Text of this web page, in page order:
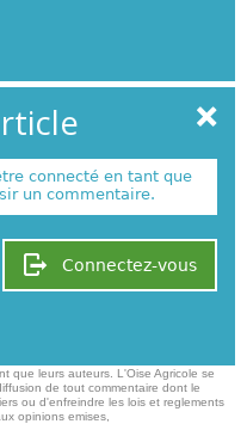
connecté en tant que
un commentaire.
Connectez-vous
que leurs auteurs. L'Oise Agricole se
de tout commentaire dont le
ou d'enfreindre les lois et reglements
opinions emises,